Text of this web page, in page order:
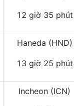
12 giờ 35 phút
Haneda (HND)
13 giờ 25 phút
Incheon (ICN)